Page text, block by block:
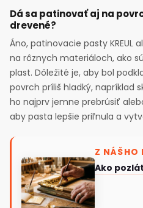
Dá sa patinovať aj na
drevené?
Áno, patinovacie pasty KREUL
na rôznych materiáloch, ako
plast. Dôležité je, aby bol
povrch príliš hladký, napríklad
ho najprv jemne prebrúsiť
aby pasta lepšie priľnula a
Z NÁŠHO
Ako